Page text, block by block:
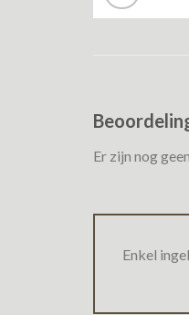
Er zijn nog
Enkel